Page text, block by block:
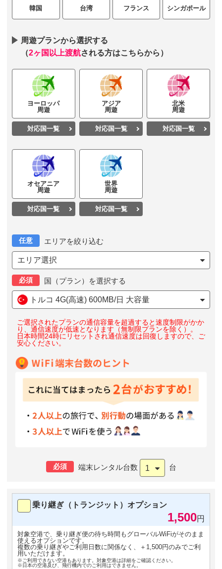
韓国 台湾 フランス シンガポール
周遊プランから選択する
（2ヶ国以上渡航される方はこちらから）
ヨーロッパ
周遊
対応国一覧
アジア
周遊
対応国一覧
北米
周遊
対応国一覧
オセアニア
周遊
対応国一覧
世界
周遊
対応国一覧
任意 エリアを絞り込む
エリア選択
必須 国（プラン）を選択する
トルコ 4G(高速) 600MB/日 大容量
ご選択されたプランの通信容量を超過すると速度制限がかか
り、通信速度が低速となります（無制限プランを除く）。
日本時間24時にリセットされ通信速度は回復しますので、ご
安心ください。
必須 端末レンタル台数 1 台
乗り継ぎ（トランジット）オプション
1,500円
対象空港で、乗り継ぎ便の待ち時間もグローバルWiFiがそのまま
使えるオプションです。
複数の乗り継ぎやご利用日数に関係なく、＋1,500円のみでご利
用いただけます。
※ご利用できない空港もあります。対象空港は詳細をご確認ください。
※日本の空港及び、飛行機内でのご利用はできません。